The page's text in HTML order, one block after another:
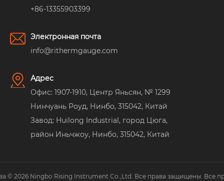
+86-13355903399
Электронная почта
info@rithermgauge.com
Адрес
Офис: 1907-1910, Центр Яньсян, № 1299
Нинчуань Роуд, Нинбо, 315042, Китай
Завод: Huilong Industrial, город Цюга,
район Иньчжоу, Нинбо, 315042, Китай
© 2026 Ningbo Rising Instrument Co.,Ltd. Все права защищены. Все